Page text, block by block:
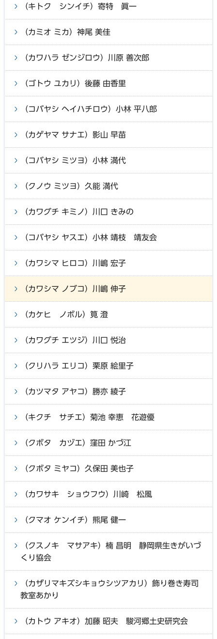
（キトク シンイチ）寄特 眞一
（カミオ ミカ）神尾 美佳
（カワハラ ゼンジロウ）川原 善次郎
（ゴトウ ユカリ）後藤 由香里
（コバヤシ ヘイハチロウ）小林 平八郎
（カゲヤマ サナエ）影山 早苗
（コバヤシ ミツヨ）小林 満代
（クノウ ミツヨ）久能 満代
（カワグチ キミノ）川口 きみの
（コバヤシ ヤスエ）小林 靖枝 靖友会
（カワシマ ヒロコ）川嶋 宏子
（カワシマ ノブコ）川嶋 伸子
（カケヒ ノボル）筧 澄
（カワグチ エツジ）川口 悦治
（クリハラ エリコ）栗原 絵里子
（カツマタ アヤコ）勝亦 綾子
（キクチ サチエ）菊池 幸恵 花遊優
（クボタ カヅエ）窪田 かづ江
（クボタ ミヤコ）久保田 美也子
（カワサキ ショウフウ）川崎 松風
（クマオ ケンイチ）熊尾 健一
（クスノキ マサアキ）楠 昌明 静岡県生きがいづ
くり協会
（カザリマキズシキョウシツアカリ）飾り巻き寿司
教室あかり
（カトウ アキオ）加藤 昭夫 駿河郷土史研究会